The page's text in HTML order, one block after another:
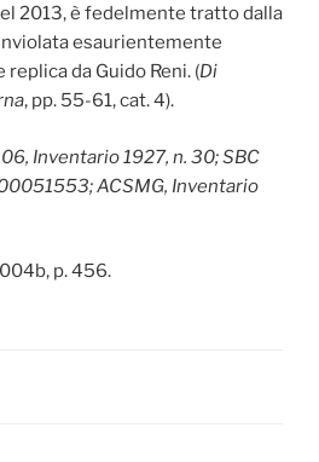
2013, è fedelmente tratto dalla
esaurientemente
da Guido Reni. (Di
, pp. 55-61, cat. 4).
Inventario 1927, n. 30; SBC
ACSMG, Inventario
p. 456.